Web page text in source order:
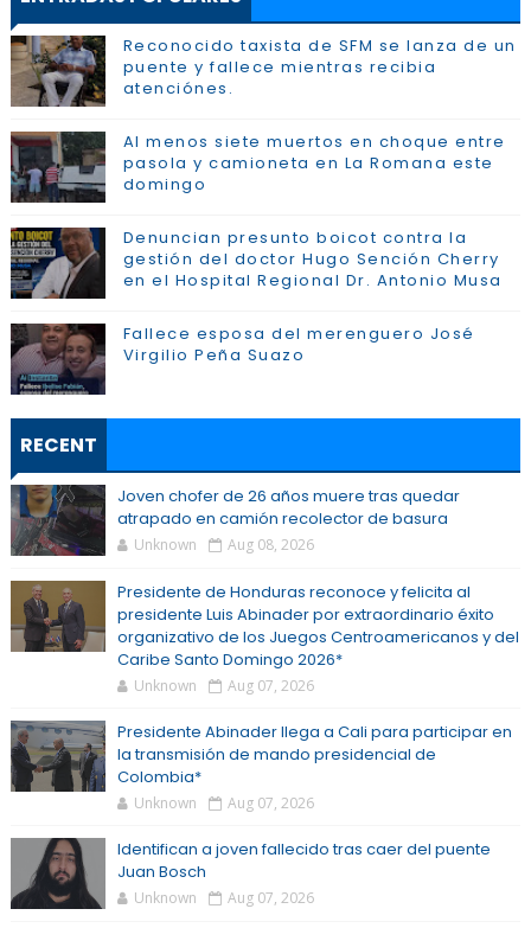
Reconocido taxista de SFM se lanza de un
puente y fallece mientras recibia
atenciónes.
Al menos siete muertos en choque entre
pasola y camioneta en La Romana este
domingo
Denuncian presunto boicot contra la
gestión del doctor Hugo Sención Cherry
en el Hospital Regional Dr. Antonio Musa
Fallece esposa del merenguero José
Virgilio Peña Suazo
RECENT
Joven chofer de 26 años muere tras quedar
atrapado en camión recolector de basura
Unknown Aug 08, 2026
Presidente de Honduras reconoce y felicita al
presidente Luis Abinader por extraordinario éxito
organizativo de los Juegos Centroamericanos y del
Caribe Santo Domingo 2026*
Unknown Aug 07, 2026
Presidente Abinader llega a Cali para participar en
la transmisión de mando presidencial de
Colombia*
Unknown Aug 07, 2026
Identifican a joven fallecido tras caer del puente
Juan Bosch
Unknown Aug 07, 2026